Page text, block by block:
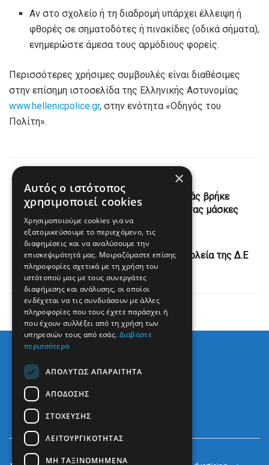
Αν στο σχολείο ή τη διαδρομή υπάρχει έλλειψη ή
φθορές σε σηματοδότες ή πινακίδες (οδικά σήματα),
ενημερώστε άμεσα τους αρμόδιους φορείς.
Περισσότερες χρήσιμες συμβουλές είναι διαθέσιμες
στην επίσημη ιστοσελίδα της Ελληνικής Αστυνομίας
www.hellenicpolice.gr, στην ενότητα «Οδηγός του
Πολίτη».
Η έναρξη της νέας σχολικής χρονιάς βρήκε
εκπαιδευτικούς και μαθητές φορώντας μάσκες
Next Post
Πραγματοποιήθηκε ο αγιασμός στα σχολεία της Δ.Ε
Λούρου
×
Αυτός ο ιστότοπος
χρησιμοποιεί cookies
Χρησιμοποιούμε cookies για να
εξατομικεύσουμε το περιεχόμενο, τις
διαφημίσεις και να αναλύσουμε την
επισκεψιμότητά μας. Μοιραζόμαστε επίσης
πληροφορίες σχετικά με τη χρήση του
ιστότοπού μας με τους συνεργάτες
διαφήμισης και ανάλυσης, οι οποίοι
ενδέχεται να τις συνδυάσουν με άλλες
πληροφορίες που τους έχετε παράσχει ή
που έχουν συλλέξει από τη χρήση των
υπηρεσιών τους από εσάς. Διαβάστε
περισσότερα
ΑΠΟΛΎΤΩΣ ΑΠΑΡΑΊΤΗΤΑ
ΑΠΌΔΟΣΗΣ
ΣΤΌΧΕΥΣΗΣ
ΛΕΙΤΟΥΡΓΙΚΌΤΗΤΑΣ
ΜΗ ΤΑΞΙΝΟΜΗΜΈΝΑ